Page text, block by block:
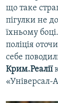
що таке
пігулки не
їхньому
поліція
себе
Крим.Реалії
«Універсал-